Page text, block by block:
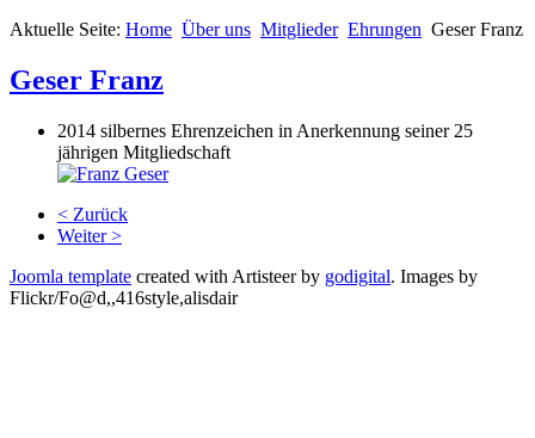
Aktuelle Seite: Home Über uns Mitglieder Ehrungen Geser Franz
Geser Franz
2014 silbernes Ehrenzeichen in Anerkennung seiner 25
jährigen Mitgliedschaft
< Zurück
Weiter >
Joomla template created with Artisteer by godigital. Images by
Flickr/Fo@d,,416style,alisdair